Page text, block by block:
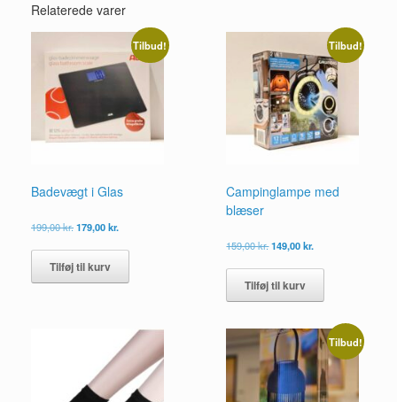
Relaterede varer
Tilbud!
Badevægt i Glas
199,00kr.Den
pris
var:
199,00 kr..
179,00kr.Den
pris
179,00 kr..
Tilføj til kurv
Tilbud!
Campinglampe med
blæser
159,00kr.Den
pris
var:
159,00 kr..
149,00kr.Den
pris
149,00 kr..
Tilføj til kurv
Tilbud!